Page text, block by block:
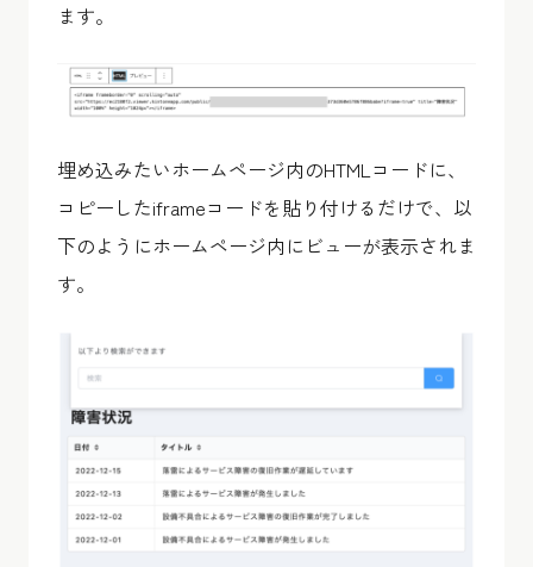
ます。
埋め込みたいホームページ内のHTMLコードに、
コピーしたiframeコードを貼り付けるだけで、以
下のようにホームページ内にビューが表示されま
す。